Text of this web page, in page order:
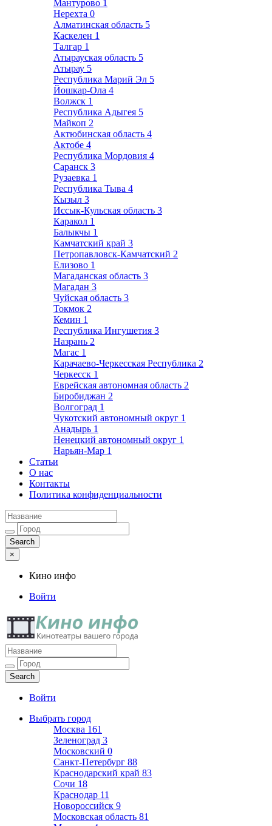
Мантурово 1
Нерехта 0
Алматинская область 5
Каскелен 1
Талгар 1
Атырауская область 5
Атырау 5
Республика Марий Эл 5
Йошкар-Ола 4
Волжск 1
Республика Адыгея 5
Майкоп 2
Актюбинская область 4
Актобе 4
Республика Мордовия 4
Саранск 3
Рузаевка 1
Республика Тыва 4
Кызыл 3
Иссык-Кульская область 3
Каракол 1
Балыкчы 1
Камчатский край 3
Петропавловск-Камчатский 2
Елизово 1
Магаданская область 3
Магадан 3
Чуйская область 3
Токмок 2
Кемин 1
Республика Ингушетия 3
Назрань 2
Магас 1
Карачаево-Черкесская Республика 2
Черкесск 1
Еврейская автономная область 2
Биробиджан 2
Волгоград 1
Чукотский автономный округ 1
Анадырь 1
Ненецкий автономный округ 1
Нарьян-Мар 1
Статьи
О нас
Контакты
Политика конфиденциальности
×
Кино инфо
Войти
Кино инфо
Кинотеатры вашего города
Войти
Выбрать город
Москва 161
Зеленоград 3
Московский 0
Санкт-Петербург 88
Краснодарский край 83
Сочи 18
Краснодар 11
Новороссийск 9
Московская область 81